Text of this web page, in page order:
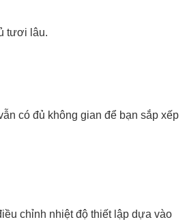
tươi lâu.
có đủ không gian để bạn sắp xếp
chỉnh nhiệt độ thiết lập dựa vào